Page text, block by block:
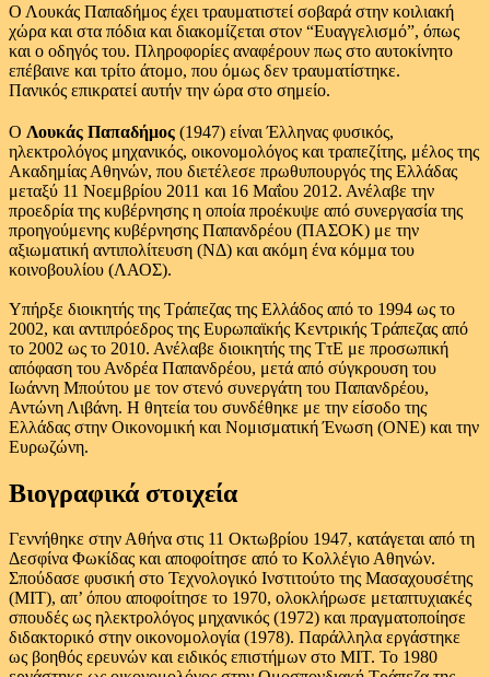
Ο Λουκάς Παπαδήμος έχει τραυματιστεί σοβαρά στην κοιλιακή
χώρα και στα πόδια και διακομίζεται στον “Ευαγγελισμό”, όπως
και ο οδηγός του. Πληροφορίες αναφέρουν πως στο αυτοκίνητο
επέβαινε και τρίτο άτομο, που όμως δεν τραυματίστηκε.
Πανικός επικρατεί αυτήν την ώρα στο σημείο.
Ο Λουκάς Παπαδήμος (1947) είναι Έλληνας φυσικός,
ηλεκτρολόγος μηχανικός, οικονομολόγος και τραπεζίτης, μέλος της
Ακαδημίας Αθηνών, που διετέλεσε πρωθυπουργός της Ελλάδας
μεταξύ 11 Νοεμβρίου 2011 και 16 Μαΐου 2012. Ανέλαβε την
προεδρία της κυβέρνησης η οποία προέκυψε από συνεργασία της
προηγούμενης κυβέρνησης Παπανδρέου (ΠΑΣΟΚ) με την
αξιωματική αντιπολίτευση (ΝΔ) και ακόμη ένα κόμμα του
κοινοβουλίου (ΛΑΟΣ).
Υπήρξε διοικητής της Τράπεζας της Ελλάδος από το 1994 ως το
2002, και αντιπρόεδρος της Ευρωπαϊκής Κεντρικής Τράπεζας από
το 2002 ως το 2010. Ανέλαβε διοικητής της ΤτΕ με προσωπική
απόφαση του Ανδρέα Παπανδρέου, μετά από σύγκρουση του
Ιωάννη Μπούτου με τον στενό συνεργάτη του Παπανδρέου,
Αντώνη Λιβάνη. Η θητεία του συνδέθηκε με την είσοδο της
Ελλάδας στην Οικονομική και Νομισματική Ένωση (ΟΝΕ) και την
Ευρωζώνη.
Βιογραφικά στοιχεία
Γεννήθηκε στην Αθήνα στις 11 Οκτωβρίου 1947, κατάγεται από τη
Δεσφίνα Φωκίδας και αποφοίτησε από το Κολλέγιο Αθηνών.
Σπούδασε φυσική στο Τεχνολογικό Ινστιτούτο της Μασαχουσέτης
(ΜΙΤ), απ’ όπου αποφοίτησε το 1970, ολοκλήρωσε μεταπτυχιακές
σπουδές ως ηλεκτρολόγος μηχανικός (1972) και πραγματοποίησε
διδακτορικό στην οικονομολογία (1978). Παράλληλα εργάστηκε
ως βοηθός ερευνών και ειδικός επιστήμων στο ΜΙΤ. Το 1980